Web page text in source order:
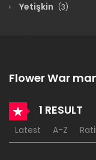
Yetişkin (3)
Flower War
1 RESULT
Latest A-Z